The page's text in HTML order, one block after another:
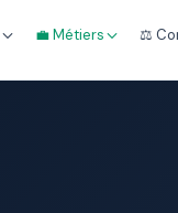
💼 Métiers ⚖️